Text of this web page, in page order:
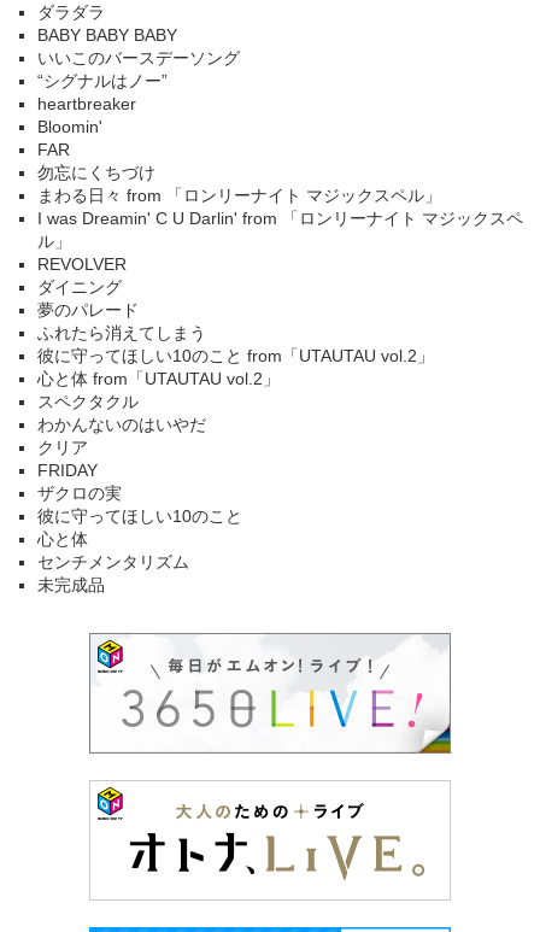
ダラダラ
BABY BABY BABY
いいこのバースデーソング
“シグナルはノー”
heartbreaker
Bloomin'
FAR
勿忘にくちづけ
まわる日々 from 「ロンリーナイト マジックスペル」
I was Dreamin' C U Darlin' from 「ロンリーナイト マジックスペ
ル」
REVOLVER
ダイニング
夢のパレード
ふれたら消えてしまう
彼に守ってほしい10のこと from「UTAUTAU vol.2」
心と体 from「UTAUTAU vol.2」
スペクタクル
わかんないのはいやだ
クリア
FRIDAY
ザクロの実
彼に守ってほしい10のこと
心と体
センチメンタリズム
未完成品